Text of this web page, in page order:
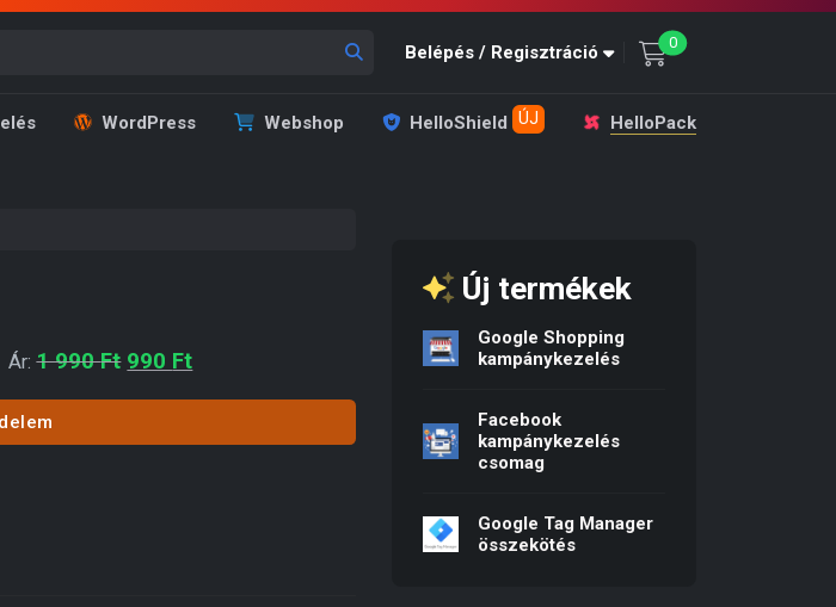
Belépés / Regisztráció 0unread messages
WordPress Webshop HelloShield ÚJ HelloPack
Ár:1 990Ft Original price was: 1 990 Ft.
990 FtCurrent price is: 990 Ft.
Új termékek
Google Shopping
kampánykezelés
Facebook
kampánykezelés
csomag
Google Tag Manager
összekötés